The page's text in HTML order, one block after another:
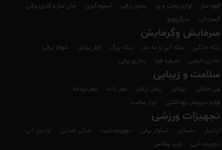
قهوه ساز لوازم پخت و پز سماور برقی آبمیوه گیری
چای ساز و کتری برقی
آبسردکن
مایکروویو
سرمایش وگرمایش
پنکه خانگی پنکه آبی و مه ساز پنکه بزرگ کولر پرتابل
شوفاژ برقی
بخاری تابشی
تصفیه هوا بخاری برقی
سلامت و زیبایی
لیزر خانگی اپیلاتور ریش تراش عطر زنانه
عطر مردانه
لوازم سرویش بهداشتی
ابزار سلامت
تجهیزات ورزشی
تردمیل ماساژور اسکوتر برقی دوچرخه ثابت اسکی فضایی
تردمیل آبی
دوچرخه آبی
توپ پیلاتس